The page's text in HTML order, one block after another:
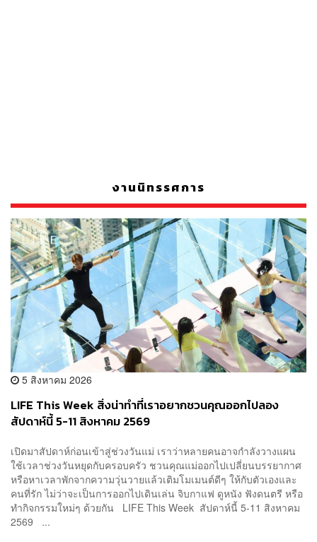
งานนิทรรศการ
5 สิงหาคม 2026
LIFE This Week สิ่งน่าทำที่เราอยากชวนคุณออกไปลอง
สัปดาห์นี้ 5-11 สิงหาคม 2569
เปิดมาสัปดาห์ก่อนเข้าสู่ช่วงวันแม่ เราว่าหลายคนอาจกำลังวางแผน
ใช้เวลาช่วงวันหยุดกับครอบครัว ชวนคุณแม่ออกไปเปลี่ยนบรรยากาศ
หรือหาเวลาพักจากความวุ่นวายแล้วเติมโมเมนต์ดีๆ ให้กับตัวเองและ
คนที่รัก ไม่ว่าจะเป็นการออกไปเดินเล่น จิบกาแฟ ดูหนัง ฟังดนตรี หรือ
ทำกิจกรรมใหม่ๆ ด้วยกัน LIFE This Week สัปดาห์นี้ 5-11 สิงหาคม
2569 ...